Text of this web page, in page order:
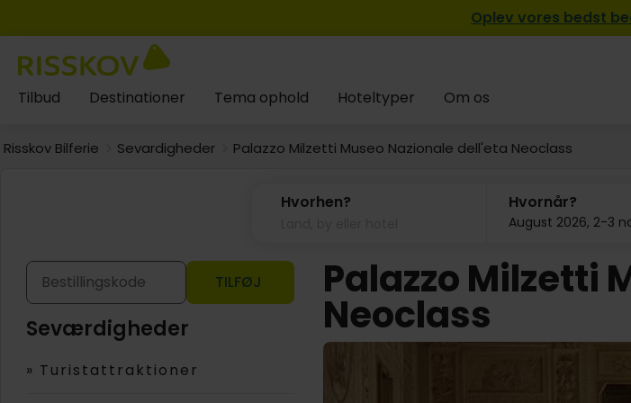
Oplev vores bedst
Tilbud Destinationer Tema ophold Hoteltyper Om os
Risskov Bilferie Sevardigheder Palazzo Milzetti Museo Nazionale dell'eta Neoclass
Hvorhen? Hvornår?
August 2026, 2-3
TILFØJ
Seværdigheder
» Turistattraktioner
Palazzo Milzetti
Neoclass